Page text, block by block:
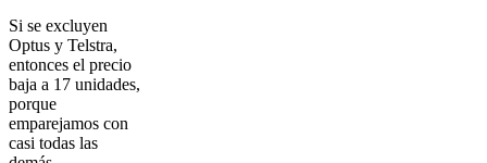
Si se excluyen
Optus y Telstra,
entonces el precio
baja a 17 unidades,
porque
emparejamos con
casi todas las